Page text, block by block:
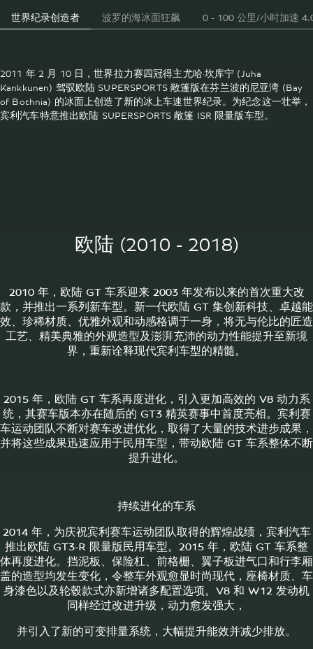
世界纪录创造者 波罗的海冰面狂飙 0 - 100 公里/小时加速
2011 年 2 月 10 日，世界拉力赛四冠得主尤哈·坎库宁 (Juha
Kankkunen) 驾驭欧陆 SUPERSPORTS 敞篷版在芬兰波的尼亚湾 (Bay
of Bothnia) 的冰面上创造了新的冰上车速世界纪录。为纪念这一壮举，
宾利汽车特意推出欧陆 SUPERSPORTS 敞篷 ISR 限量版车型。
欧陆 (2010 - 2018)
2010 年，欧陆 GT 车系迎来 2003 年发布以来的首次重大改
款，并推出一系列新车型。新一代欧陆 GT 集创新科技、卓越能
效、珍稀材质、优雅外观和动感格调于一身，将无与伦比的匠造
工艺、精美典雅的外观造型及澎湃充沛的动力性能提升至新境
界，重新诠释现代宾利车型的精髓。
2015 年，欧陆 GT 车系再度进化，引入更加高效的 V8 动力系
统，其赛车版本亦在随后的 GT3 精英赛事中首度亮相。宾利赛
车运动团队不断对赛车改进优化，取得了大量的技术进步成果，
并将这些成果迅速应用于民用车型，带动欧陆 GT 车系整体不断
提升进化。
持续进化的车系
2014 年，为庆祝宾利赛车运动团队取得的辉煌战绩，宾利汽车
推出欧陆 GT3-R 限量版民用车型。2015 年，欧陆 GT 车系整
体再度进化。挡泥板、保险杠、前格栅、翼子板进气口和行李厢
盖的造型均发生变化，令整车外观愈显时尚现代，座椅材质、车
身漆色以及轮毂款式亦新增诸多配置选项。V8 和 W12 发动机
同样经过改进升级，动力愈发强大，
并引入了新的可变排量系统，大幅提升能效并减少排放。